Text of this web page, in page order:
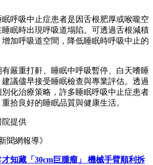
呼吸中止症患者是因舌根肥厚或喉嚨空
眠時出現呼吸道塌陷。可透過舌根減積
加呼吸道空間，降低睡眠時呼吸中止的
嚴重打鼾、睡眠中呼吸暫停、白天嗜睡
議儘早接受睡眠檢查與專業評估。透過
化治療策略，許多睡眠呼吸中止症患者
拾良好的睡眠品質與健康生活。
院提供
聞網報導》
知藏「30cm巨腫瘤」 機械手臂順利拆